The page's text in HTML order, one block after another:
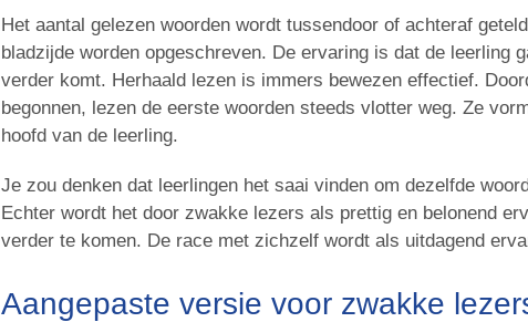
Het aantal gelezen woorden wordt tussendoor of achteraf
bladzijde worden opgeschreven. De ervaring is dat de leerling
verder komt. Herhaald lezen is immers bewezen effectief.
begonnen, lezen de eerste woorden steeds vlotter weg. Ze
hoofd van de leerling.
Je zou denken dat leerlingen het saai vinden om dezelfde
Echter wordt het door zwakke lezers als prettig en belonend
verder te komen. De race met zichzelf wordt als uitdagend
Aangepaste versie voor zwakke